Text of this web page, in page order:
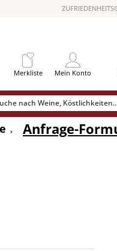
Merkliste Mein Konto
Anfrage-